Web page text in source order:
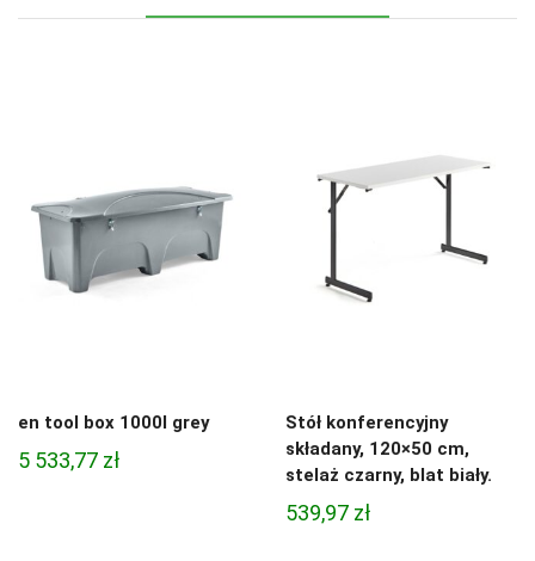
en tool box 1000l grey
5 533,77 zł
Stół konferencyjny
składany, 120×50 cm,
stelaż czarny, blat biały.
539,97 zł